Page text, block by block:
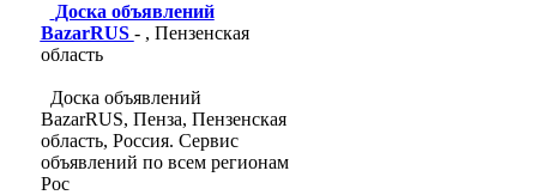
Доска объявлений
BazarRUS - , Пензенская
область
Доска объявлений
BazarRUS, Пенза, Пензенская
область, Россия. Сервис
объявлений по всем регионам
Рос